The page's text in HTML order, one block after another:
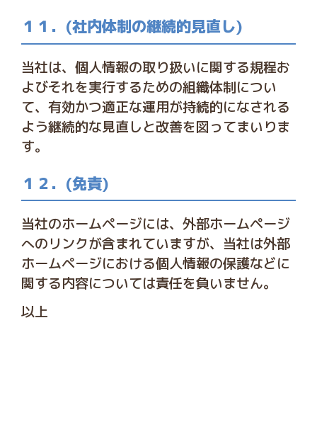
１１．(社内体制の継続的見直し)
当社は、個人情報の取り扱いに関する規程お
よびそれを実行するための組織体制につい
て、有効かつ適正な運用が持続的になされる
よう継続的な見直しと改善を図ってまいりま
す。
１２．(免責)
当社のホームページには、外部ホームページ
へのリンクが含まれていますが、当社は外部
ホームページにおける個人情報の保護などに
関する内容については責任を負いません。
以上